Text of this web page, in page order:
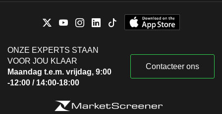
ONZE EXPERTS STAAN
VOOR JOU KLAAR
Maandag t.e.m. vrijdag, 9:00
-12:00 / 14:00-18:00
Contacteer ons